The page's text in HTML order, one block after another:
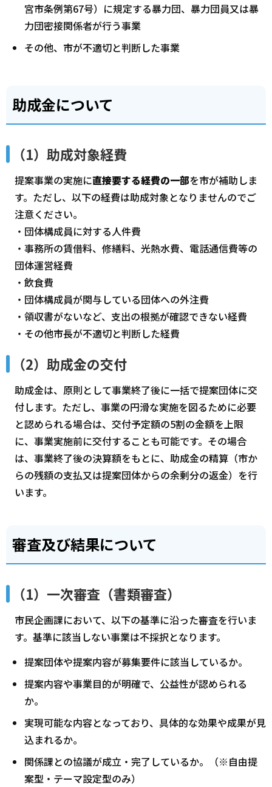
宮市条例第67号）に規定する暴力団、暴力団員又は暴
力団密接関係者が行う事業
その他、市が不適切と判断した事業
助成金について
（1）助成対象経費
提案事業の実施に直接要する経費の一部を市が補助しま
す。ただし、以下の経費は助成対象となりませんのでご
注意ください。
・団体構成員に対する人件費
・事務所の賃借料、修繕料、光熱水費、電話通信費等の
団体運営経費
・飲食費
・団体構成員が関与している団体への外注費
・領収書がないなど、支出の根拠が確認できない経費
・その他市長が不適切と判断した経費
（2）助成金の交付
助成金は、原則として事業終了後に一括で提案団体に交
付します。ただし、事業の円滑な実施を図るために必要
と認められる場合は、交付予定額の5割の金額を上限
に、事業実施前に交付することも可能です。その場合
は、事業終了後の決算額をもとに、助成金の精算（市か
らの残額の支払又は提案団体からの余剰分の返金）を行
います。
審査及び結果について
（1）一次審査（書類審査）
市民企画課において、以下の基準に沿った審査を行いま
す。基準に該当しない事業は不採択となります。
提案団体や提案内容が募集要件に該当しているか。
提案内容や事業目的が明確で、公益性が認められる
か。
実現可能な内容となっており、具体的な効果や成果が見
込まれるか。
関係課との協議が成立・完了しているか。（※自由提
案型・テーマ設定型のみ）